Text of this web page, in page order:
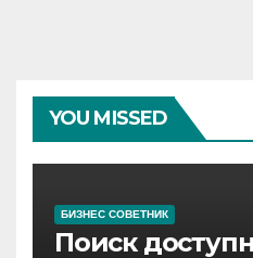
YOU MISSED
БИЗНЕС СОВЕТНИК
Поиск